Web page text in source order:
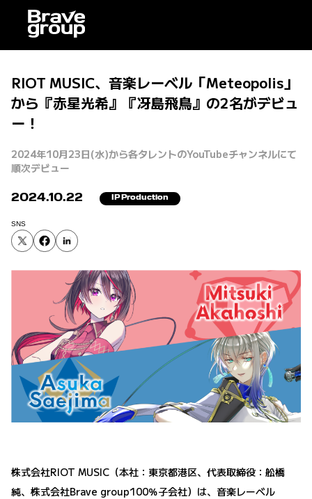
RIOT MUSIC、音楽レーベル「Meteopolis」
から『赤星光希』『冴島飛鳥』の2名がデビュ
ー！
2024年10月23日(水)から各タレントのYouTubeチャンネルにて
順次デビュー
2024.10.22 IP Production
SNS
株式会社RIOT MUSIC（本社：東京都港区、代表取締役：舩橋
純、株式会社Brave group100％子会社）は、音楽レーベル